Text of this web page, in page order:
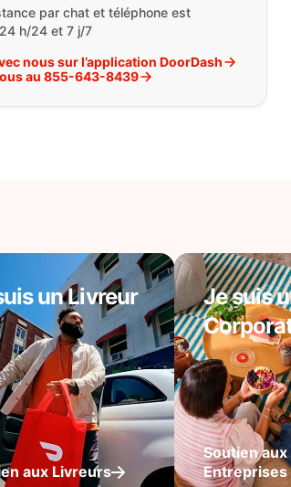
par chat et téléphone est
h/24 et 7 j/7
nous sur l’application DoorDash
au 855-643-8439
un Livreur
aux Livreurs
Je suis
Soutien aux
Entreprises